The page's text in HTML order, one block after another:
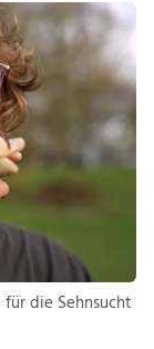
für die Sehnsucht